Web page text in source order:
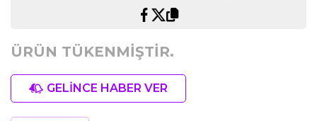
ÜRÜN TÜKENMİŞTİR.
GELİNCE HABER VER